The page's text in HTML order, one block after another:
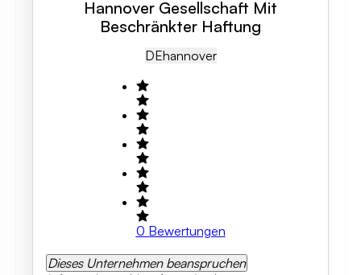
Hannover Gesellschaft Mit
Beschränkter Haftung
DEHannover
0 Bewertungen
Dieses Unternehmen beanspruchen